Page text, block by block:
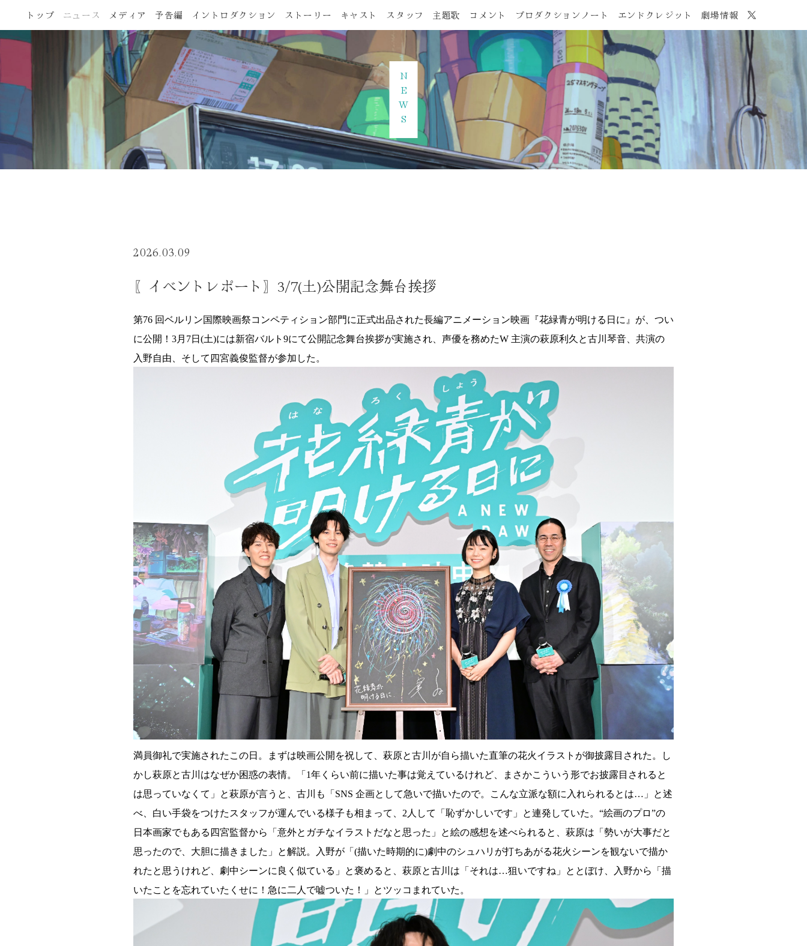
トップ ニュース メディア 予告編 イントロダクション ストーリー キャスト スタッフ 主題歌 コメント プロダクションノート エンドクレジット 劇場情報
NEWS
2026.03.09
〖イベントレポート〗3/7(土)公開記念舞台挨拶
第76 回ベルリン国際映画祭コンペティション部門に正式出品された長編アニメーション映画『花緑青が明ける日に』が、つい
に公開！3月7日(土)には新宿バルト9にて公開記念舞台挨拶が実施され、声優を務めたW 主演の萩原利久と古川琴音、共演の
入野自由、そして四宮義俊監督が参加した。
満員御礼で実施されたこの日。まずは映画公開を祝して、萩原と古川が自ら描いた直筆の花火イラストが御披露目された。し
かし萩原と古川はなぜか困惑の表情。「1年くらい前に描いた事は覚えているけれど、まさかこういう形でお披露目されると
は思っていなくて」と萩原が言うと、古川も「SNS 企画として急いで描いたので。こんな立派な額に入れられるとは…」と述
べ、白い手袋をつけたスタッフが運んでいる様子も相まって、2人して「恥ずかしいです」と連発していた。“絵画のプロ”の
日本画家でもある四宮監督から「意外とガチなイラストだなと思った」と絵の感想を述べられると、萩原は「勢いが大事だと
思ったので、大胆に描きました」と解説。入野が「(描いた時期的に)劇中のシュハリが打ちあがる花火シーンを観ないで描か
れたと思うけれど、劇中シーンに良く似ている」と褒めると、萩原と古川は「それは…狙いですね」ととぼけ、入野から「描
いたことを忘れていたくせに！急に二人で嘘ついた！」とツッコまれていた。